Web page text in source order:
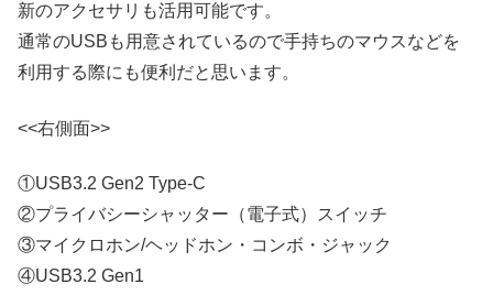
新のアクセサリも活用可能です。
通常のUSBも用意されているので手持ちのマウスなどを
利用する際にも便利だと思います。
<<右側面>>
①USB3.2 Gen2 Type-C
②プライバシーシャッター（電子式）スイッチ
③マイクロホン/ヘッドホン・コンボ・ジャック
④USB3.2 Gen1